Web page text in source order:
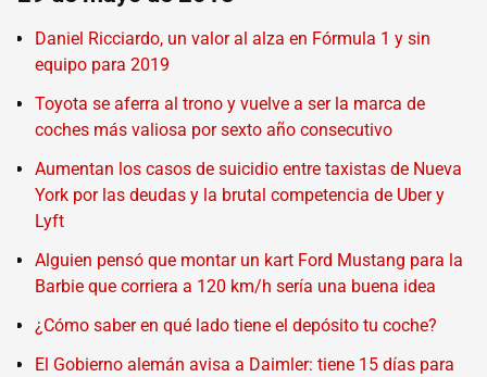
Daniel Ricciardo, un valor al alza en Fórmula 1 y sin
equipo para 2019
Toyota se aferra al trono y vuelve a ser la marca de
coches más valiosa por sexto año consecutivo
Aumentan los casos de suicidio entre taxistas de Nueva
York por las deudas y la brutal competencia de Uber y
Lyft
Alguien pensó que montar un kart Ford Mustang para la
Barbie que corriera a 120 km/h sería una buena idea
¿Cómo saber en qué lado tiene el depósito tu coche?
El Gobierno alemán avisa a Daimler: tiene 15 días para